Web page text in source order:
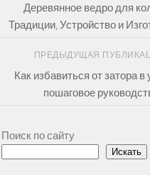
Деревянное ведро для
Традиции, Устройство и
ПРЕДЫДУЩАЯ
Как избавиться от затора в
пошаговое
Поиск по сайту
Искать